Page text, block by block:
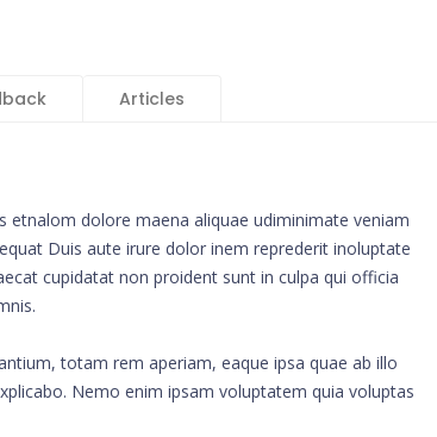
Articles
dolore maena aliquae udiminimate veniam
Duis aute irure dolor inem reprederit inoluptate
cupidatat non proident sunt in culpa qui officia
totam rem aperiam, eaque ipsa quae ab illo
Nemo enim ipsam voluptatem quia voluptas